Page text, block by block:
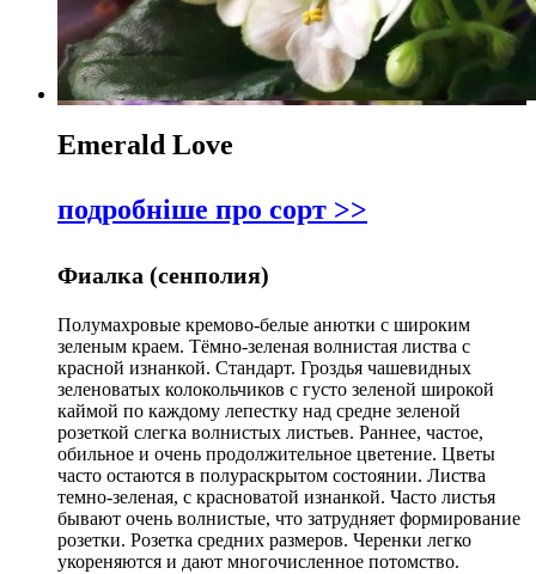
Emerald Love
подробніше про сорт >>
Фиалка (сенполия)
Полумахровые кремово-белые анютки с широким
зеленым краем. Тёмно-зеленая волнистая листва с
красной изнанкой. Стандарт. Гроздья чашевидных
зеленоватых колокольчиков с густо зеленой широкой
каймой по каждому лепестку над средне зеленой
розеткой слегка волнистых листьев. Раннее, частое,
обильное и очень продолжительное цветение. Цветы
часто остаются в полураскрытом состоянии. Листва
темно-зеленая, с красноватой изнанкой. Часто листья
бывают очень волнистые, что затрудняет формирование
розетки. Розетка средних размеров. Черенки легко
укореняются и дают многочисленное потомство.